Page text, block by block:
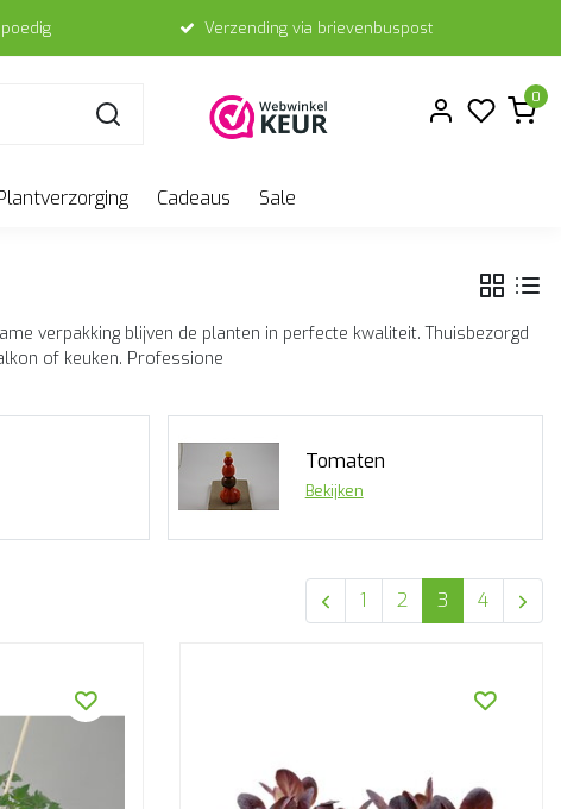
Verzending via brievenbuspost
0
Cadeaus Sale
verpakking blijven de planten in perfecte kwaliteit. Thuisbezorgd
of keuken. Professione
Tomaten
Bekijken
1 2 3 4